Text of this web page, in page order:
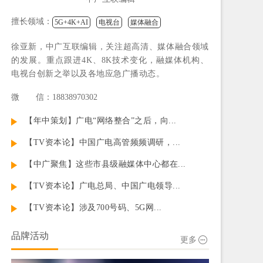
擅长领域： 5G+4K+AI 电视台 媒体融合
徐亚新，中广互联编辑，关注超高清、媒体融合领域
的发展。重点跟进4K、8K技术变化，融媒体机构、
电视台创新之举以及各地应急广播动态。
微 信：18838970302
【年中策划】广电“网络整合”之后，向...
【TV资本论】中国广电高管频频调研，...
【中广聚焦】这些市县级融媒体中心都在...
【TV资本论】广电总局、中国广电领导...
【TV资本论】涉及700号码、5G网...
品牌活动 更多